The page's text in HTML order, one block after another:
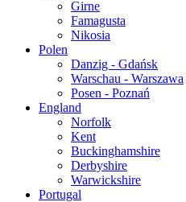
Girne
Famagusta
Nikosia
Polen
Danzig - Gdańsk
Warschau - Warszawa
Posen - Poznań
England
Norfolk
Kent
Buckinghamshire
Derbyshire
Warwickshire
Portugal